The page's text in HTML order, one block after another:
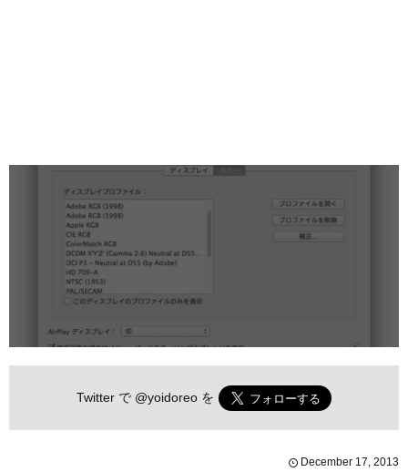
Twitter で @yoidoreo を
December 17, 2013